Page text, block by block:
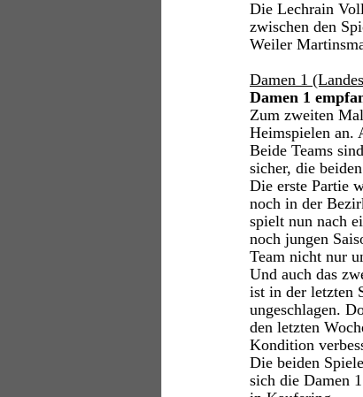
Die Lechrain
zwischen den
Weiler
Damen 1
Damen 1
Zum zweiten
Heimspielen an.
Beide Teams
sicher, die
Die erste Partie
noch in der
spielt nun nach
noch jungen
Team nicht nur
Und auch das
ist in der letzten
ungeschlagen.
den letzten
Kondition
Die beiden
sich die Damen